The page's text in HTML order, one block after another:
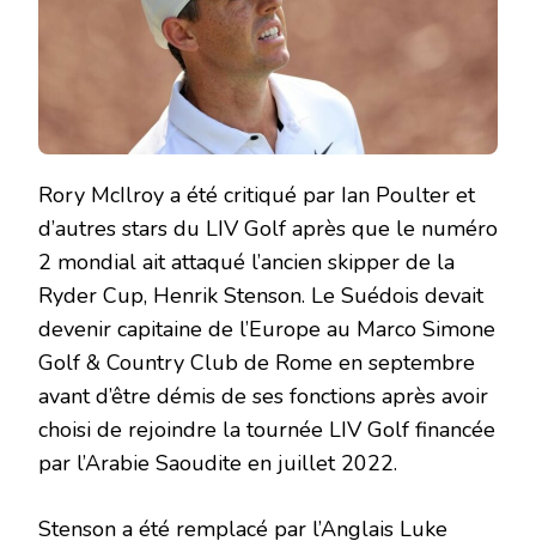
Rory McIlroy a été critiqué par Ian Poulter et
d’autres stars du LIV Golf après que le numéro
2 mondial ait attaqué l’ancien skipper de la
Ryder Cup, Henrik Stenson. Le Suédois devait
devenir capitaine de l’Europe au Marco Simone
Golf & Country Club de Rome en septembre
avant d’être démis de ses fonctions après avoir
choisi de rejoindre la tournée LIV Golf financée
par l’Arabie Saoudite en juillet 2022.
Stenson a été remplacé par l’Anglais Luke